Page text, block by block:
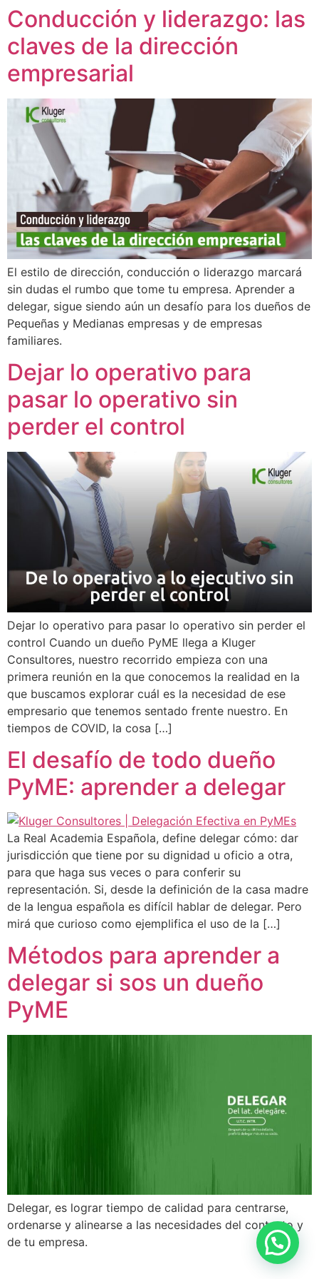
contenido
Conducción y liderazgo: las
claves de la dirección
empresarial
El estilo de dirección, conducción o liderazgo marcará
sin dudas el rumbo que tome tu empresa. Aprender a
delegar, sigue siendo aún un desafío para los dueños de
Pequeñas y Medianas empresas y de empresas
familiares.
Dejar lo operativo para
pasar lo operativo sin
perder el control
Dejar lo operativo para pasar lo operativo sin perder el
control Cuando un dueño PyME llega a Kluger
Consultores, nuestro recorrido empieza con una
primera reunión en la que conocemos la realidad en la
que buscamos explorar cuál es la necesidad de ese
empresario que tenemos sentado frente nuestro. En
tiempos de COVID, la cosa […]
El desafío de todo dueño
PyME: aprender a delegar
La Real Academia Española, define delegar cómo: dar
jurisdicción que tiene por su dignidad u oficio a otra,
para que haga sus veces o para conferir su
representación. Si, desde la definición de la casa madre
de la lengua española es difícil hablar de delegar. Pero
mirá que curioso como ejemplifica el uso de la […]
Métodos para aprender a
delegar si sos un dueño
PyME
Delegar, es lograr tiempo de calidad para centrarse,
ordenarse y alinearse a las necesidades del contexto y
de tu empresa.